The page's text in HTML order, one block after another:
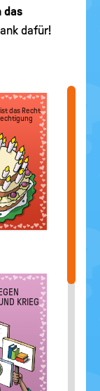
das
dafür!
das Recht
KRIEG